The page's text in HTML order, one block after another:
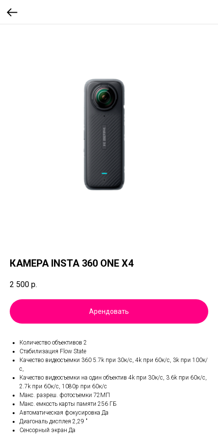
КАМЕРА INSTA 360 ONE X4
2 500 р.
Арендовать
Количество объективов 2
Cтабилизация Flow State
Качество видеосъемки 360 5.7k при 30к/с, 4k при 60к/с, 3k при 100к/
с,
Качество видеосъемки на один объектив 4k при 30к/с, 3.6k при 60к/с,
2.7k при 60к/с, 1080p при 60к/c
Макс. разреш. фотосъемки 72МП
Макс. емкость карты памяти 256 ГБ
Автоматическая фокусировка Да
Диагональ дисплея 2,29 "
Сенсорный экран Да